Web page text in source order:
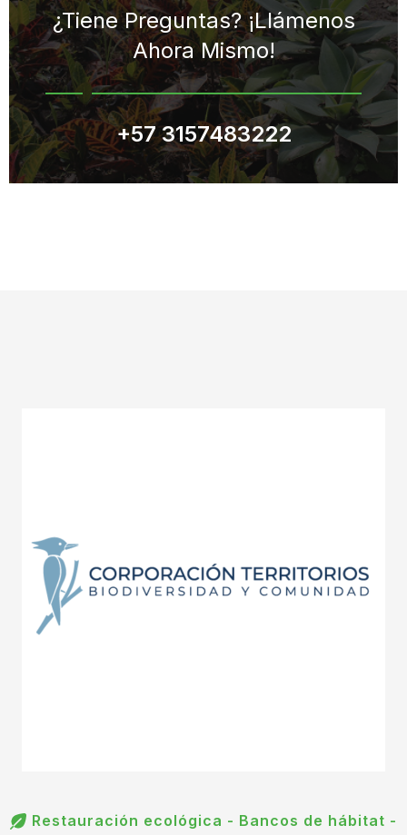
¿Tiene Preguntas?¡Llámenos
Ahora Mismo!
+57 3157483222
Restauración ecológica - Bancos de hábitat -